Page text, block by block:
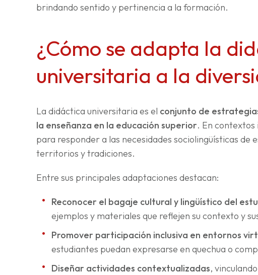
brindando sentido y pertinencia a la formación.
¿Cómo se adapta la
universitaria a la
La didáctica universitaria es el conjunto de
la enseñanza en la educación superior. En
para responder a las necesidades sociolingüísticas de
territorios y tradiciones.
Entre sus principales adaptaciones destacan:
Reconocer el bagaje cultural y lingüístico del
ejemplos y materiales que reflejen su contexto y
Promover participación inclusiva en entornos
estudiantes puedan expresarse en quechua o
Diseñar actividades contextualizadas,